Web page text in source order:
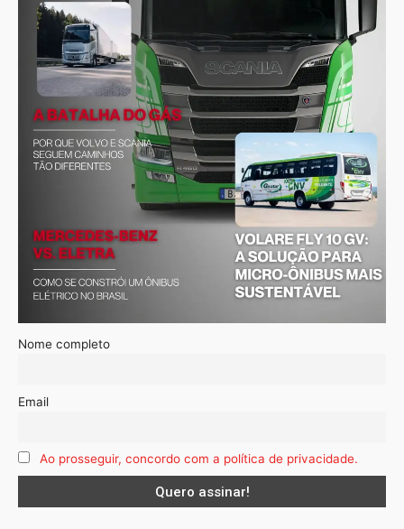
Nome completo
Email
Ao prosseguir, concordo com a política de privacidade.